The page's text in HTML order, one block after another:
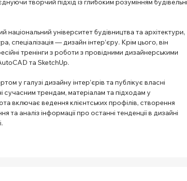
творчий підхід із глибоким розумінням
національний університет будівництва та архітектури,
спеціалізація — дизайн інтер’єру. Крім цього, він
тренінги з роботи з провідними дизайнерськими
та SketchUp.
у галузі дизайну інтер’єрів та публікує власні
сучасним трендам, матеріалам та підходам у
включає ведення клієнтських профілів, створення
та аналіз інформації про останні тенденції в дизайні